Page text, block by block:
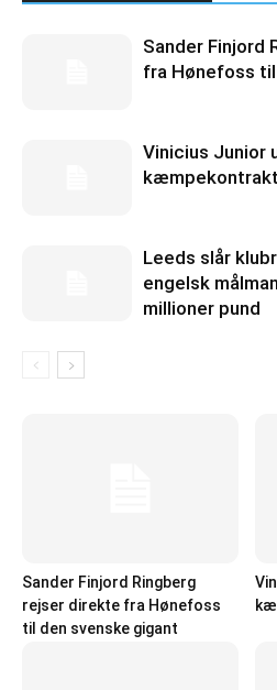
Sander Finjord
fra Hønefoss
Vinicius Junior
kæmpekontrakt
Leeds slår
engelsk
millioner pund
Sander Finjord Ringberg
rejser direkte fra Hønefoss
til den svenske gigant